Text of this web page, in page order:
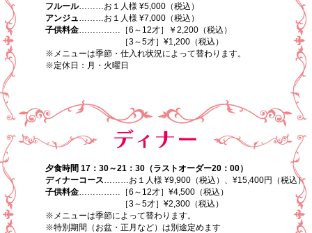
愛知県西尾市吉良町宮崎中道下15
TEL:0563-32-3711
フルール………お１人様 ¥5,000（税込）
アンジュ………お１人様 ¥7,000（税込）
子供料金……………［6～12才］￥2,200（税込）
［3～5才］¥1,200（税込）
※メニューは季節・仕入れ状況によって替わります。
※定休日：月・火曜日
夕食時間 17：30～21：30（ラストオーダー20：00）
ディナーコース………お１人様 ¥9,900（税込）、¥15,400円（税込）
子供料金……………［6～12才］¥4,500（税込）
［3～5才］¥2,300（税込）
※メニューは季節によって替わります。
※特別期間（お盆・正月など）は別途定めます